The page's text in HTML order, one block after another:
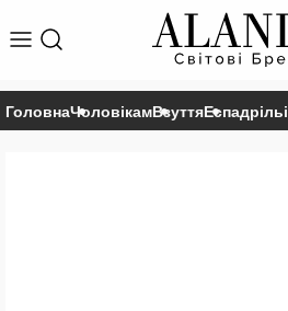
ГоловнаЧоловікамВзуттяЕспадрільі